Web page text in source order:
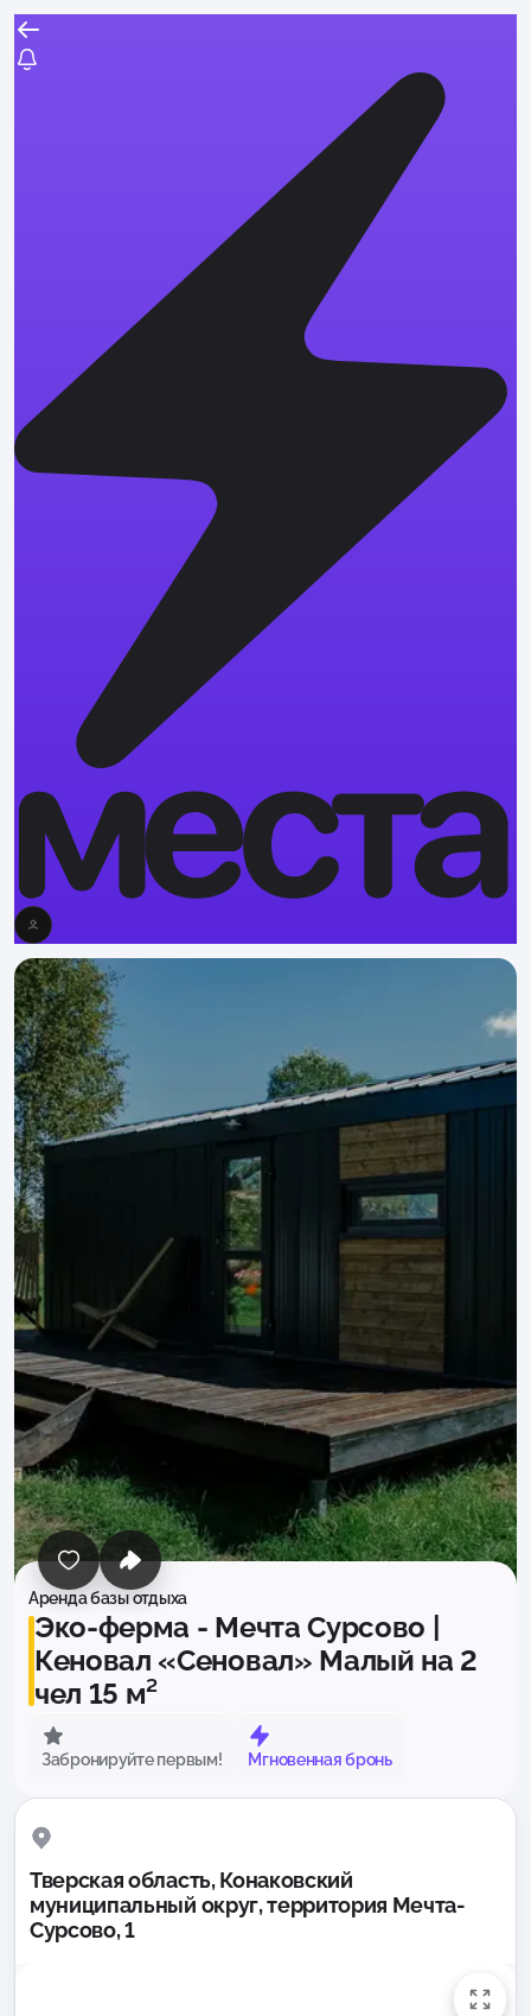
Все фото
Аренда базы отдыха
Эко-ферма - Мечта Сурсово |
Кеновал «Cеновал» Малый на 2
чел 15 м²
Забронируйте первым! Мгновенная бронь
Тверская область, Конаковский
муниципальный округ, территория Мечта-
Сурсово, 1